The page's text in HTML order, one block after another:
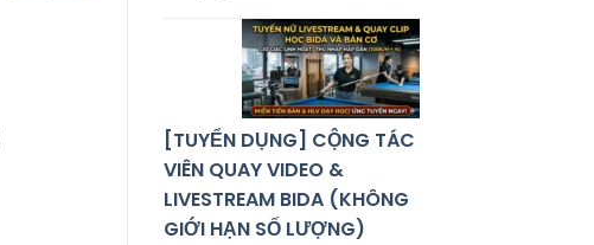
[TUYỂN DỤNG] CỘNG TÁC
VIÊN QUAY VIDEO &
LIVESTREAM BIDA (KHÔNG
GIỚI HẠN SỐ LƯỢNG)